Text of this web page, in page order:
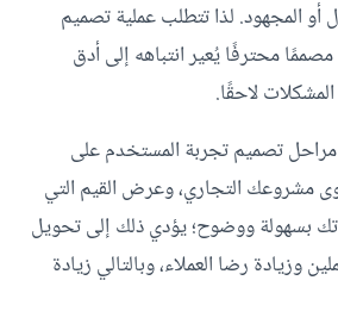
أو المجهود. لذا تتطلب عملية تصميم
محترفًا يُعير انتباهه إلى أدق
لاحقًا.
تصميم تجربة المستخدم على
مشروعك التجاري، وعرض القيم التي
بسهولة ووضوح؛ يؤدي ذلك إلى تحويل
وزيادة رضا العملاء، وبالتالي زيادة